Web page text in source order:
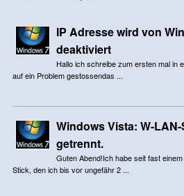
IP Adresse wird von
deaktiviert
Hallo ich schreibe zum ersten mal in
auf ein Problem gestossendas ...
Windows Vista: W-
getrennt.
Guten Abend!Ich habe seit fast
Stick, den ich bis vor ungefähr 2 ...